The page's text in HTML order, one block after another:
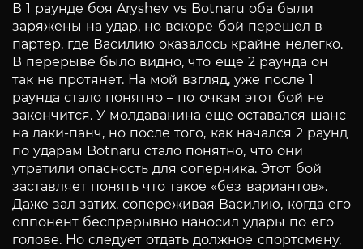
В 1 раунде боя Aryshev vs Botnaru оба были
заряжены на удар, но вскоре бой перешел в
партер, где Василию оказалось крайне нелегко.
В перерыве было видно, что ещё 2 раунда он
так не протянет. На мой взгляд, уже после 1
раунда стало понятно – по очкам этот бой не
закончится. У молдаванина еще оставался шанс
на лаки-панч, но после того, как начался 2 раунд
по ударам Botnaru стало понятно, что они
утратили опасность для соперника. Этот бой
заставляет понять что такое «без вариантов».
Даже зал затих, сопереживая Василию, когда его
оппонент беспрерывно наносил удары по его
голове. Но следует отдать должное спортсмену,